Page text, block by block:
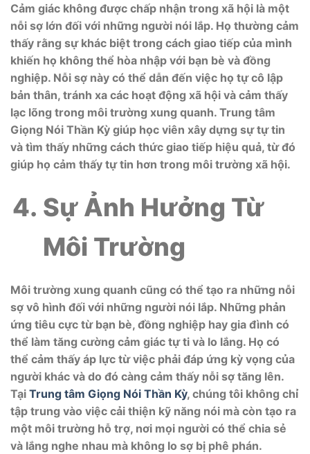
Cảm giác không được chấp nhận trong xã hội là một
nỗi sợ lớn đối với những người nói lắp. Họ thường cảm
thấy rằng sự khác biệt trong cách giao tiếp của mình
khiến họ không thể hòa nhập với bạn bè và đồng
nghiệp. Nỗi sợ này có thể dẫn đến việc họ tự cô lập
bản thân, tránh xa các hoạt động xã hội và cảm thấy
lạc lõng trong môi trường xung quanh. Trung tâm
Giọng Nói Thần Kỳ giúp học viên xây dựng sự tự tin
và tìm thấy những cách thức giao tiếp hiệu quả, từ đó
giúp họ cảm thấy tự tin hơn trong môi trường xã hội.
Sự Ảnh Hưởng Từ
Môi Trường
Môi trường xung quanh cũng có thể tạo ra những nỗi
sợ vô hình đối với những người nói lắp. Những phản
ứng tiêu cực từ bạn bè, đồng nghiệp hay gia đình có
thể làm tăng cường cảm giác tự ti và lo lắng. Họ có
thể cảm thấy áp lực từ việc phải đáp ứng kỳ vọng của
người khác và do đó càng cảm thấy nỗi sợ tăng lên.
Tại Trung tâm Giọng Nói Thần Kỳ, chúng tôi không chỉ
tập trung vào việc cải thiện kỹ năng nói mà còn tạo ra
một môi trường hỗ trợ, nơi mọi người có thể chia sẻ
và lắng nghe nhau mà không lo sợ bị phê phán.